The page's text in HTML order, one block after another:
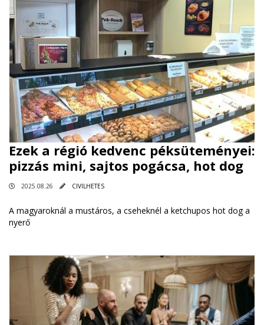
Ezek a régió kedvenc péksüteményei:
pizzás mini, sajtos pogácsa, hot dog
2025.08.26 CIVILHETES
A magyaroknál a mustáros, a cseheknél a ketchupos hot dog a
nyerő